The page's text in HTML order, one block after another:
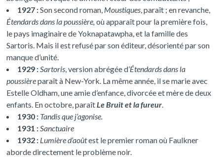
1927 :Son second roman, Moustiques, paraît ; en revanche,
Étendards dans la poussière, où apparaît pour la première fois,
le pays imaginaire de Yoknapatawpha, et la famille des
Sartoris. Mais il est refusé par son éditeur, désorienté par son
manque d’unité.
1929 :Sartoris, version abrégée d’Étendards dans la
poussièreparaît à New-York. La même année, il se marie avec
Estelle Oldham, une amie d’enfance, divorcée et mère de deux
enfants. En octobre, paraîtLe Bruit et la fureur.
1930 : Tandis que j’agonise.
1931 :Sanctuaire
1932 : Lumière d’aoûtest le premier roman où Faulkner
aborde directement le problème noir.